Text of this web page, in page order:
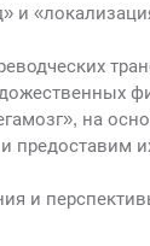
и
на
предоставим
и